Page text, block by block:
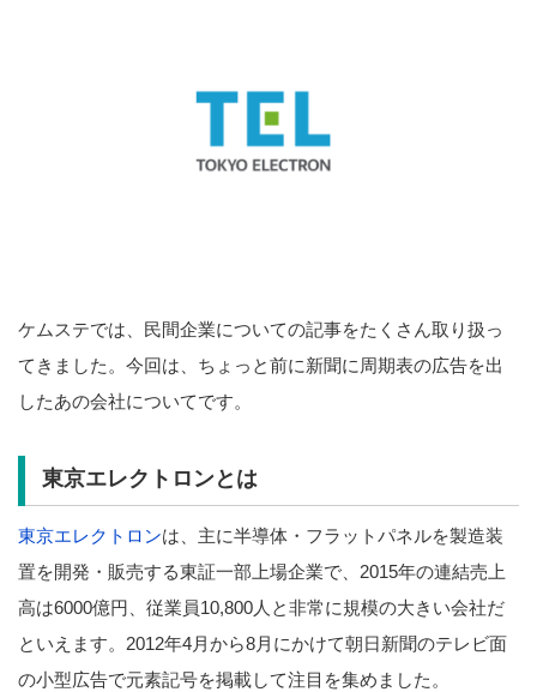
ケムステでは、民間企業についての記事をたくさん取り扱っ
てきました。今回は、ちょっと前に新聞に周期表の広告を出
したあの会社についてです。
東京エレクトロンとは
東京エレクトロンは、主に半導体・フラットパネルを製造装
置を開発・販売する東証一部上場企業で、2015年の連結売上
高は6000億円、従業員10,800人と非常に規模の大きい会社だ
といえます。2012年4月から8月にかけて朝日新聞のテレビ面
の小型広告で元素記号を掲載して注目を集めました。